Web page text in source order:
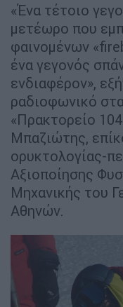
«Ένα τέτοιο
μετέωρο που
φαινομένων
ένα γεγονός
ενδιαφέρον»,
ραδιοφωνικό
«Πρακτορείο
Μπαζιώτης,
ορυκτολογίας-
Αξιοποίησης
Μηχανικής του
Αθηνών.